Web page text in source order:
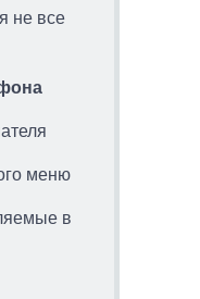
не все
меню
в